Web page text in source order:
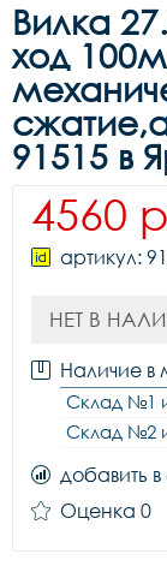
Вилка
ход
91515 в
4560
артикул:
НЕТ В
Наличие в
Склад №1
Склад №2
добавить
Оценка 0